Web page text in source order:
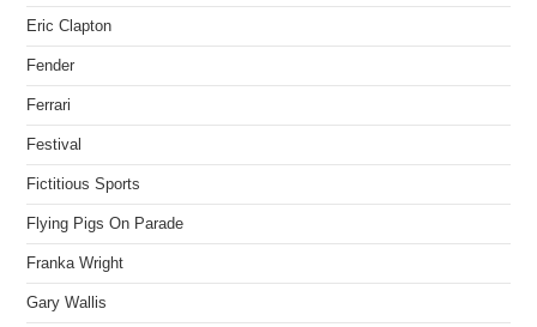
Eric Clapton
Fender
Ferrari
Festival
Fictitious Sports
Flying Pigs On Parade
Franka Wright
Gary Wallis